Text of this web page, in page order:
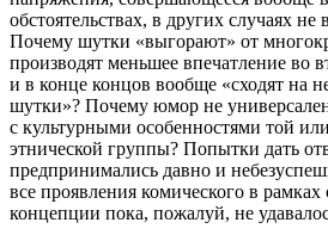
обстоятельствах, в других случаях
Почему шутки «выгорают» от
производят меньшее впечатление во
и в конце концов вообще «сходят на
шутки»? Почему юмор не
с культурными особенностями той
этнической группы? Попытки дать
предпринимались давно и
все проявления комического в
концепции пока, пожалуй, не